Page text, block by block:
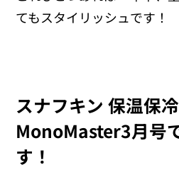
てもスタイリッシュです！
スナフキン 保温保
MonoMaster3月号
す！